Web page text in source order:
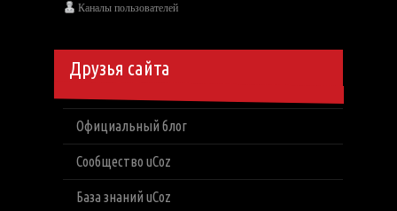
Каналы пользователей
Друзья сайта
Официальный блог
Сообщество uCoz
База знаний uCoz